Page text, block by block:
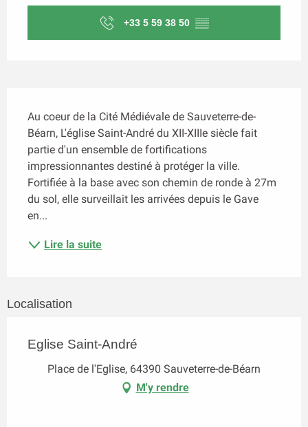
+33 5 59 38 50 ▒▒
Au coeur de la Cité Médiévale de Sauveterre-de-
Béarn, L'église Saint-André du XII-XIIIe siècle fait
partie d'un ensemble de fortifications
impressionnantes destiné à protéger la ville.
Fortifiée à la base avec son chemin de ronde à 27m
du sol, elle surveillait les arrivées depuis le Gave
en...
Lire la suite
Localisation
Eglise Saint-André
Place de l'Eglise, 64390 Sauveterre-de-Béarn
M'y rendre